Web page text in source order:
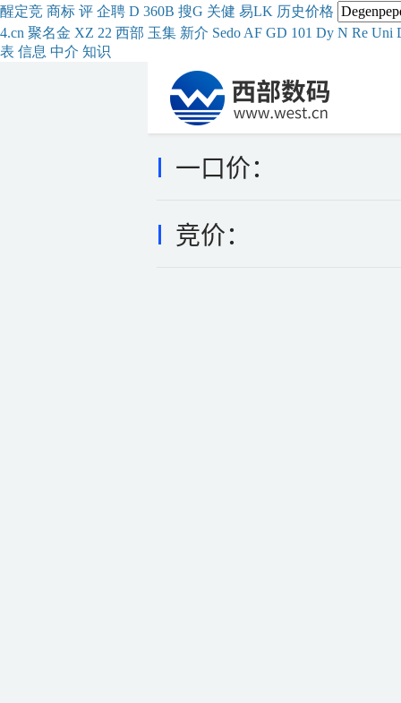
醒定竞 商标 评 企聘 D 360B 搜G 关健 易LK 历史价格
4.cn 聚名金 XZ 22 西部 玉集 新介 Sedo AF GD 101 Dy N Re Uni
表 信息 中介 知识